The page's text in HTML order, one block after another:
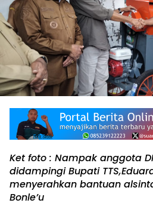
Ket foto : Nampak anggota
didampingi Bupati
menyerahkan bantuan
Bonle’u